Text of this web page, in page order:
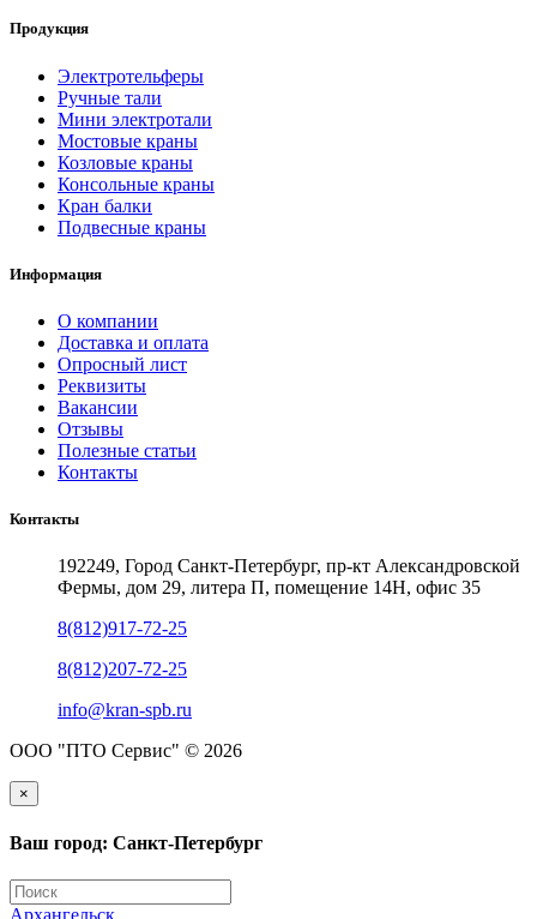
Продукция
Электротельферы
Ручные тали
Мини электротали
Мостовые краны
Козловые краны
Консольные краны
Кран балки
Подвесные краны
Информация
О компании
Доставка и оплата
Опросный лист
Реквизиты
Вакансии
Отзывы
Полезные статьи
Контакты
Контакты
192249, Город Санкт-Петербург, пр-кт Александровской
Фермы, дом 29, литера П, помещение 14Н, офис 35
8(812)917-72-25
8(812)207-72-25
info@kran-spb.ru
ООО "ПТО Сервис" © 2026
×
Ваш город: Санкт-Петербург
Архангельск